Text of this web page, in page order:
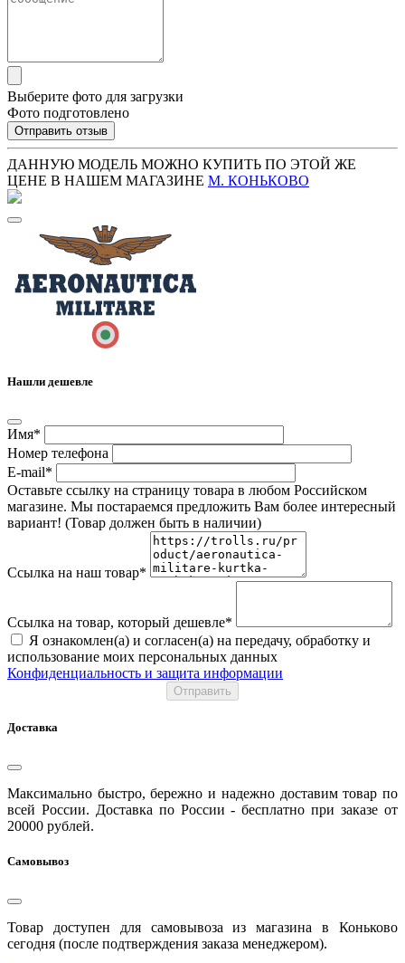
Выберите фото для загрузки
Фото подготовлено
Отправить отзыв
ДАННУЮ МОДЕЛЬ МОЖНО КУПИТЬ ПО ЭТОЙ ЖЕ
ЦЕНЕ В НАШЕМ МАГАЗИНЕ М. КОНЬКОВО
Нашли дешевле
Имя*
Номер телефона
E-mail*
Оставьте ссылку на страницу товара в любом Российском
магазине. Мы постараемся предложить Вам более интересный
вариант! (Товар должен быть в наличии)
Ссылка на наш товар*
Ссылка на товар, который дешевле*
Я ознакомлен(а) и согласен(а) на передачу, обработку и
использование моих персональных данных
Конфиденциальность и защита информации
Отправить
Доставка
Максимально быстро, бережно и надежно доставим товар по
всей России. Доставка по России - бесплатно при заказе от
20000 рублей.
Самовывоз
Товар доступен для самовывоза из магазина в Коньково
сегодня (после подтверждения заказа менеджером).